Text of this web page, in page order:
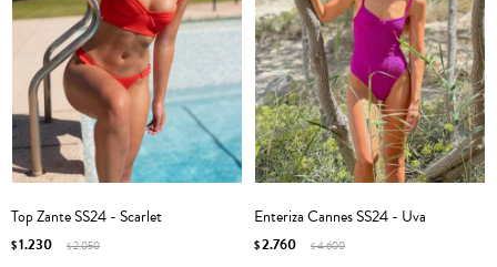
Top Zante SS24 - Scarlet
$1.230 $2.050
Enteriza Cannes SS24 - Uva
$2.760 $4.600